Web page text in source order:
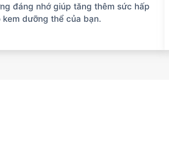
đáng nhớ giúp tăng thêm sức hấp
kem dưỡng thể của bạn.